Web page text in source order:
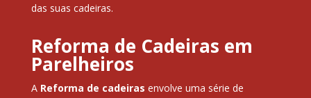
das suas cadeiras.
Reforma de Cadeiras em
Parelheiros
A Reforma de cadeiras envolve uma série de